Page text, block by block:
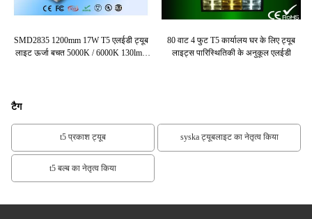
SMD2835 1200mm 17W T5 एलईडी ट्यूब
लाइट ऊर्जा बचत 5000K / 6000K 130lm /
80 वाट 4 फुट T5 कार्यालय घर के लिए ट्यूब
लाइट्स पारिस्थितिकी के अनुकूल एलईडी
टैग
t5 प्रकाश ट्यूब syska ट्यूबलाइट का नेतृत्व किया
t5 बल्ब का नेतृत्व किया